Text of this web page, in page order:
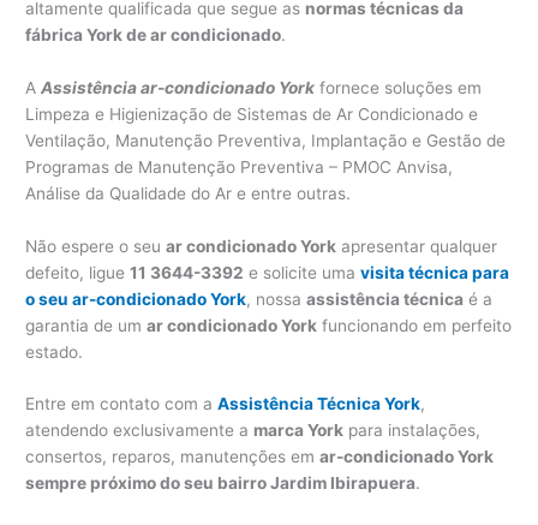
altamente qualificada que segue as normas técnicas da
fábrica York de ar condicionado.
AAssistência ar-condicionado York fornece soluções em
Limpeza e Higienização de Sistemas de Ar Condicionado e
Ventilação, Manutenção Preventiva, Implantação e Gestão de
Programas de Manutenção Preventiva – PMOC Anvisa,
Análise da Qualidade do Ar e entre outras.
Não espere o seuar condicionado York apresentar qualquer
defeito, ligue11 3644-3392 e solicite umavisita técnica para
o seu ar-condicionado York, nossaassistência técnica é a
garantia de umar condicionado York funcionando em perfeito
estado.
Entre em contato com aAssistência Técnica York,
atendendo exclusivamente a marca York para instalações,
consertos, reparos, manutenções emar-condicionado York
sempre próximo do seu bairro Jardim Ibirapuera.